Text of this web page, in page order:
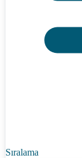
Sıralama